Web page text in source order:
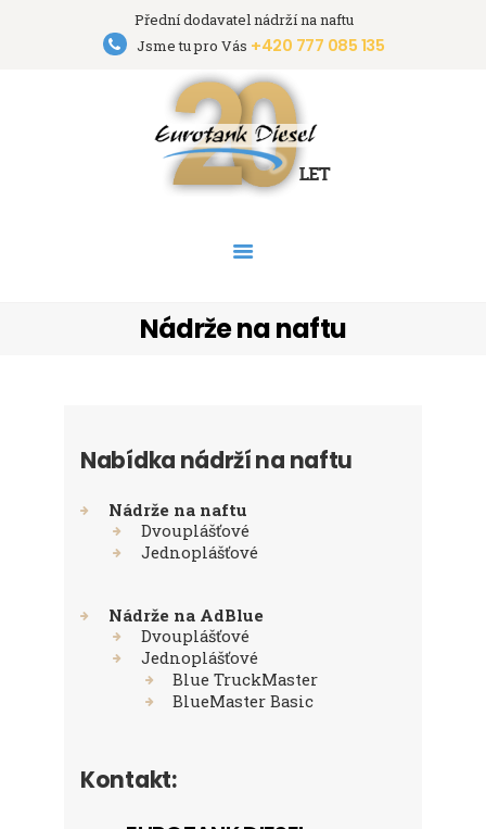
Přední dodavatel nádrží na naftu
Jsme tu pro Vás +420 777 085 135
Nádrže na naftu
Eurotank Diesel s.r.o.
Přední dodavatel nádrží na naftu
HOME
NÁDRŽE
PRONÁJEM NÁDRŽÍ
KONTAKT
Nabídka nádrží na naftu
Nádrže na naftu
Dvouplášťové
Jednoplášťové
Nádrže na AdBlue
Dvouplášťové
Jednoplášťové
Blue TruckMaster
BlueMaster Basic
Kontakt: